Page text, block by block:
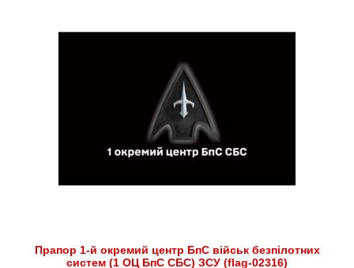
Прапор 1-й окремий центр БпС військ безпілотних
систем (1 ОЦ БпС СБС) ЗСУ (flag-02316)